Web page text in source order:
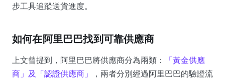
步工具追蹤送貨進度。
如何在阿里巴巴找到可靠供應商
上文曾提到，阿里巴巴將供應商分為兩類：
「黃金供應
商」及「認證供應商」
，兩者分別經過阿里巴巴的驗證流